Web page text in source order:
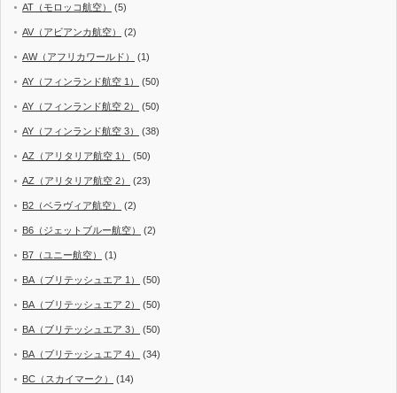
AT（モロッコ航空） (5)
AV（アビアンカ航空） (2)
AW（アフリカワールド） (1)
AY（フィンランド航空 1） (50)
AY（フィンランド航空 2） (50)
AY（フィンランド航空 3） (38)
AZ（アリタリア航空 1） (50)
AZ（アリタリア航空 2） (23)
B2（ベラヴィア航空） (2)
B6（ジェットブルー航空） (2)
B7（ユニー航空） (1)
BA（ブリテッシュエア 1） (50)
BA（ブリテッシュエア 2） (50)
BA（ブリテッシュエア 3） (50)
BA（ブリテッシュエア 4） (34)
BC（スカイマーク） (14)